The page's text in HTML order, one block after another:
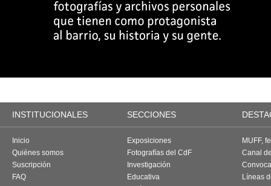
INSTITUCIONALES SECCIONES
Inicio
Quiénes somos
Suscripción
FAQ
Exposiciones
Fotografías del CdF
Investigación
Educativa
MUFF,
Canal
Líneas